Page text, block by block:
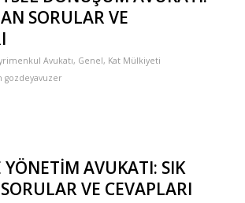
SORULAR VE
Avukatı, Genel, Kat Mülkiyeti
gozdeyavuzer
YÖNETİM AVUKATI: SIK
VE CEVAPLARI